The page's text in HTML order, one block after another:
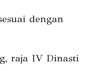
dengan
raja IV Dinasti